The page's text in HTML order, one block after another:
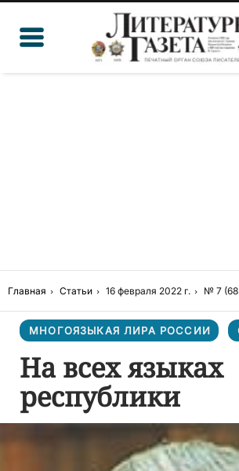
Главная Статьи 16 февраля 2022 г. № 7
МНОГОЯЗЫКАЯ ЛИРА РОССИИ
На всех языках
республики